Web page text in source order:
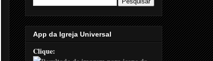
App da Igreja Universal
Clique: